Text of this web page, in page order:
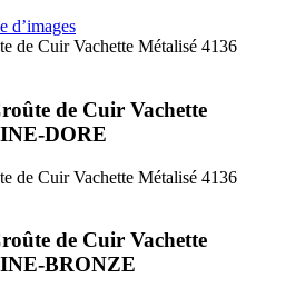
d’images
de Cuir Vachette
DORE
de Cuir Vachette
BRONZE